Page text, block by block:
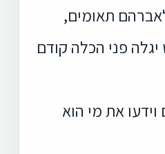
תאומים,
פני הכלה קודם
וידעו את מי הוא